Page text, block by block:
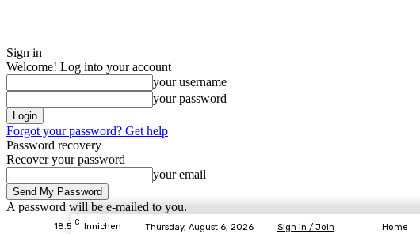
Sign in
Welcome! Log into your account
your username
your password
Forgot your password? Get help
Password recovery
Recover your password
your email
A password will be e-mailed to you.
18.5 C Innichen Thursday, August 6, 2026 Sign in / Join Home